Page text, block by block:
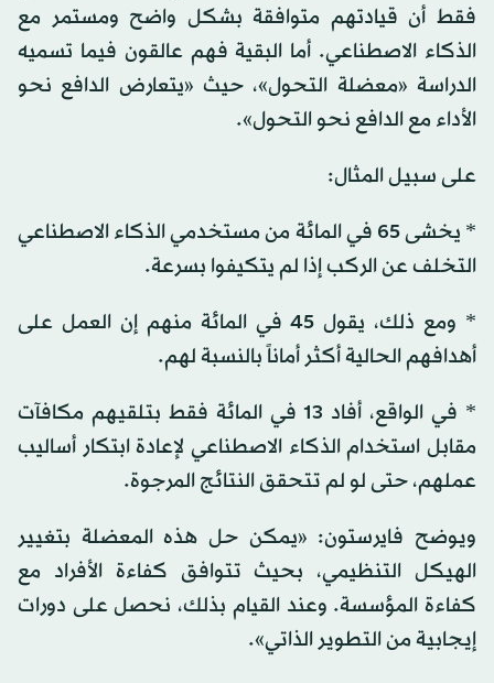
فقط أن قيادتهم متوافقة بشكل واضح ومستمر مع
الذكاء الاصطناعي. أما البقية فهم عالقون فيما تسميه
الدراسة «معضلة التحول»، حيث «يتعارض الدافع نحو
الأداء مع الدافع نحو التحول».
على سبيل المثال:
* يخشى 65 في المائة من مستخدمي الذكاء الاصطناعي
التخلف عن الركب إذا لم يتكيفوا بسرعة.
* ومع ذلك، يقول 45 في المائة منهم إن العمل على
أهدافهم الحالية أكثر أماناً بالنسبة لهم.
* في الواقع، أفاد 13 في المائة فقط بتلقيهم مكافآت
مقابل استخدام الذكاء الاصطناعي لإعادة ابتكار أساليب
عملهم، حتى لو لم تتحقق النتائج المرجوة.
ويوضح فايرستون: «يمكن حل هذه المعضلة بتغيير
الهيكل التنظيمي، بحيث تتوافق كفاءة الأفراد مع
كفاءة المؤسسة. وعند القيام بذلك، نحصل على دورات
إيجابية من التطوير الذاتي».